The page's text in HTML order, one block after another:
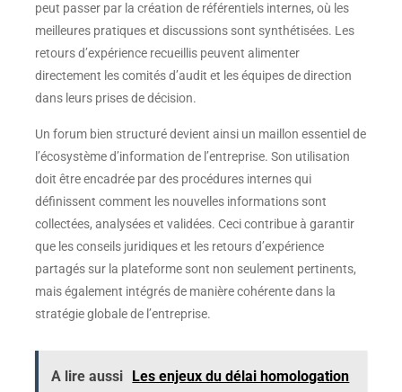
peut passer par la création de référentiels internes, où les
meilleures pratiques et discussions sont synthétisées. Les
retours d’expérience recueillis peuvent alimenter
directement les comités d’audit et les équipes de direction
dans leurs prises de décision.
Un forum bien structuré devient ainsi un maillon essentiel de
l’écosystème d’information de l’entreprise. Son utilisation
doit être encadrée par des procédures internes qui
définissent comment les nouvelles informations sont
collectées, analysées et validées. Ceci contribue à garantir
que les conseils juridiques et les retours d’expérience
partagés sur la plateforme sont non seulement pertinents,
mais également intégrés de manière cohérente dans la
stratégie globale de l’entreprise.
A lire aussi
Les enjeux du délai homologation